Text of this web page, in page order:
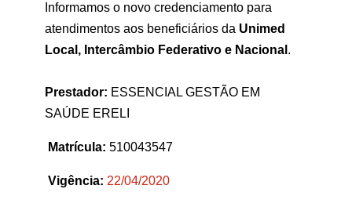
Informamos o novo credenciamento para
atendimentos aos beneficiários da Unimed
Local, Intercâmbio Federativo e Nacional .
Prestador: ESSENCIAL GESTÃO EM
SAÚDE ERELI
Matrícula: 510043547
Vigência: 22/04/2020